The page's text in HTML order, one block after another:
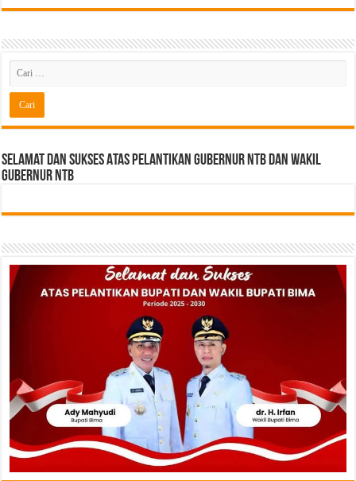
Selamat dan sukses Atas pelantikan Gubernur NTB Dan Wakil
gubernur NTB